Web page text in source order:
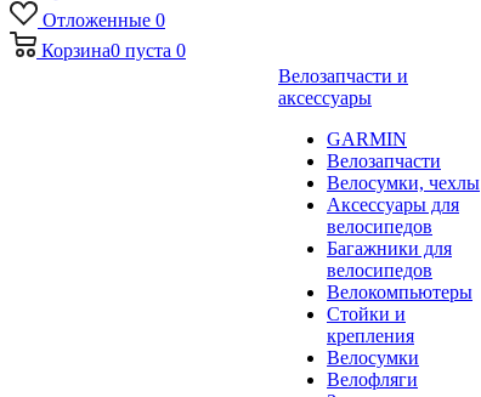
Отложенные 0
Корзина0 пуста 0
Велозапчасти и
аксессуары
GARMIN
Велозапчасти
Велосумки, чехлы
Аксессуары для
велосипедов
Багажники для
велосипедов
Велокомпьютеры
Стойки и
крепления
Велосумки
Велофляги